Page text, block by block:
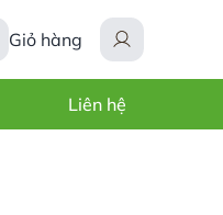
Giỏ hàng
Liên hệ